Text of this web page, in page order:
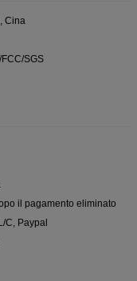
Cina
SGS
il pagamento eliminato
C, Paypal